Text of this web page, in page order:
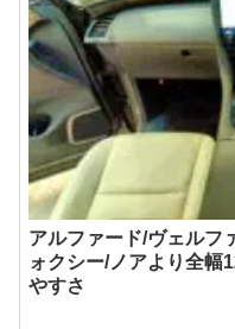
アルファード/ヴェルフ
ォクシー/ノアより全幅
やすさ